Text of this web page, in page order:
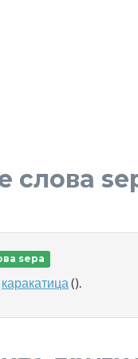
слова
sepa
каракатица ().